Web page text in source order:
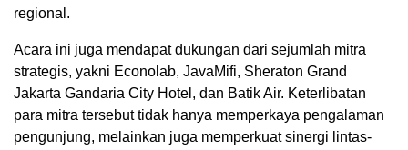
regional.
Acara ini juga mendapat dukungan dari sejumlah mitra
strategis, yakni Econolab, JavaMifi, Sheraton Grand
Jakarta Gandaria City Hotel, dan Batik Air. Keterlibatan
para mitra tersebut tidak hanya memperkaya pengalaman
pengunjung, melainkan juga memperkuat sinergi lintas-